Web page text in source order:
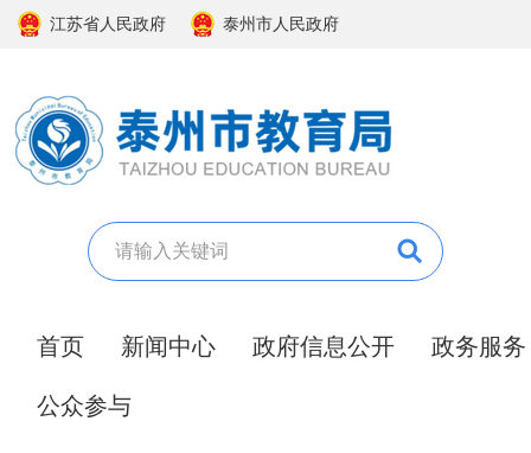
江苏省人民政府 泰州市人民政府
首页 新闻中心 政府信息公开 政务服务
公众参与